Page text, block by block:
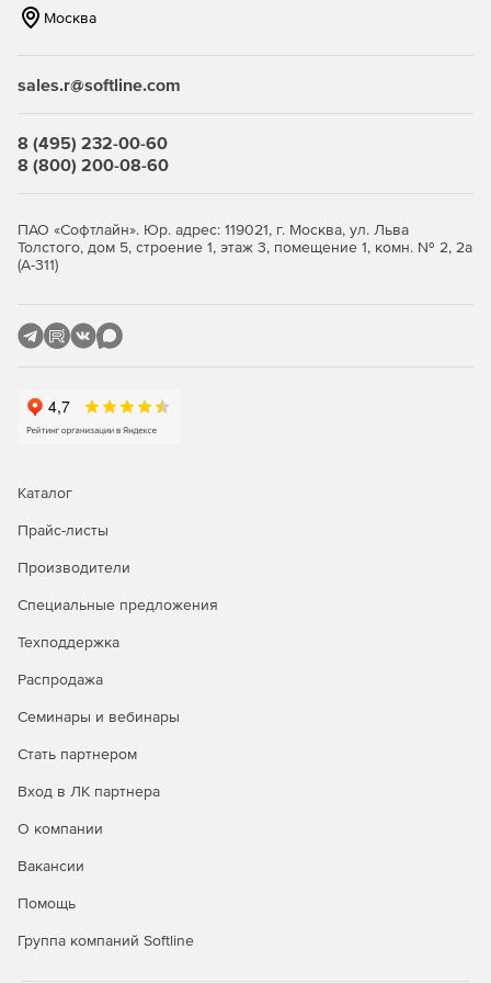
собранную информацию в центральное хранилище.
SQL compliance manager содержит готовые отчеты,
безопасности. Эти отчеты разработаны совместно с
лидерами в области аудита такими, как «Ernst and Young»
и «InformationShield Inc». Удобный интерфейс позволяет
настраивать существующие.
Москва
sales.r@softline.com
8 (495) 232-00-60
8 (800) 200-08-60
ПАО «Софтлайн». Юр. адрес: 119021, г. Москва, ул. Льва
Толстого, дом 5, строение 1, этаж 3, помещение 1, комн. № 2, 2а
(А-311)
Каталог
Прайс-листы
Производители
Специальные предложения
Техподдержка
Распродажа
Семинары и вебинары
Стать партнером
Вход в ЛК партнера
О компании
Вакансии
Помощь
Группа компаний Softline